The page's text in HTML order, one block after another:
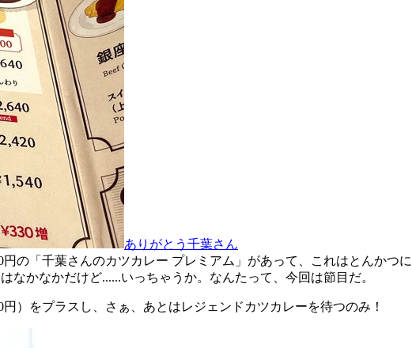
ありがとう千葉さん
の「千葉さんのカツカレー プレミアム」があって、これはとんかつ
なかなかだけど......いっちゃうか。なんたって、今回は節目だ。
）をプラスし、さぁ、あとはレジェンドカツカレーを待つのみ！